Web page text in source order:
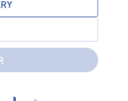
律で禁止されています。
発育に悪影響を与えるおそ